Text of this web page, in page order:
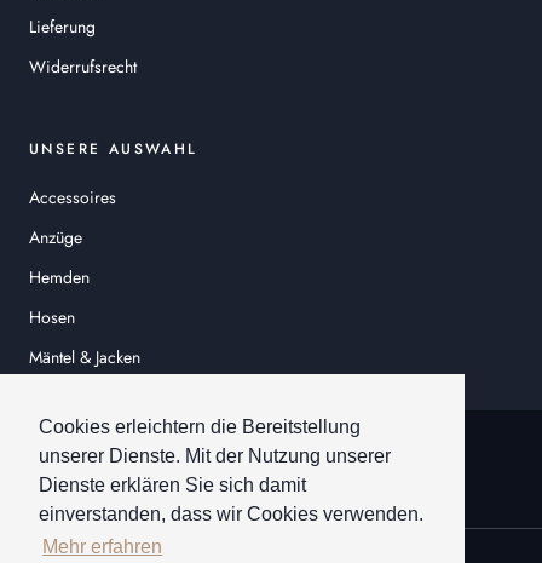
Cookies erleichtern die Bereitstellung
unserer Dienste. Mit der Nutzung unserer
Dienste erklären Sie sich damit
einverstanden, dass wir Cookies verwenden.
Mehr erfahren
Lieferung
Widerrufsrecht
UNSERE AUSWAHL
Accessoires
Anzüge
Hemden
Hosen
Mäntel & Jacken
© HEINER SCHNEIDER